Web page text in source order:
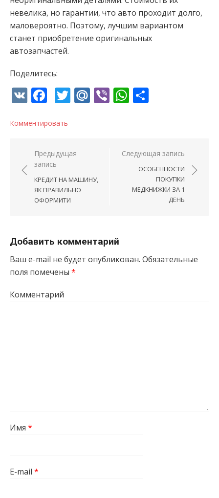
невелика, но гарантии, что авто проходит долго,
маловероятно. Поэтому, лучшим вариантом
станет приобретение оригинальных
автозапчастей.
Поделитесь:
VK Facebook
Twitter
Mail.Ru
ViberWhatsApp
Комментировать
Навигация по записям
Предыдущая
запись
КРЕДИТ НА МАШИНУ,
ЯК ПРАВИЛЬНО
ОФОРМИТИ
Следующая запись
ОСОБЕННОСТИ
ПОКУПКИ
МЕДКНИЖКИ ЗА 1
ДЕНЬ
Добавить комментарий
Ваш e-mail не будет опубликован. Обязательные
поля помечены *
Комментарий
Имя *
E-mail *